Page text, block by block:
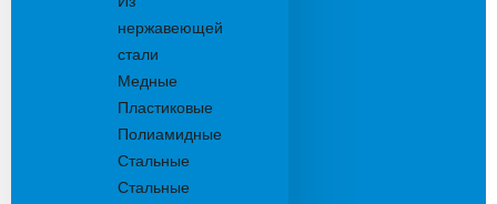
нержавеющей
стали
Медные
Пластиковые
Полиамидные
Стальные
Стальные